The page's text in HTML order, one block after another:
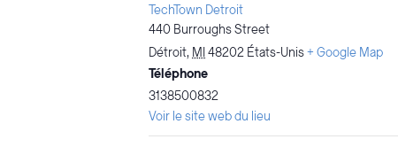
TechTown Detroit
440 Burroughs Street
Détroit, MI48202 États-Unis+ Google Map
Téléphone
3138500832
Voir le site web du lieu